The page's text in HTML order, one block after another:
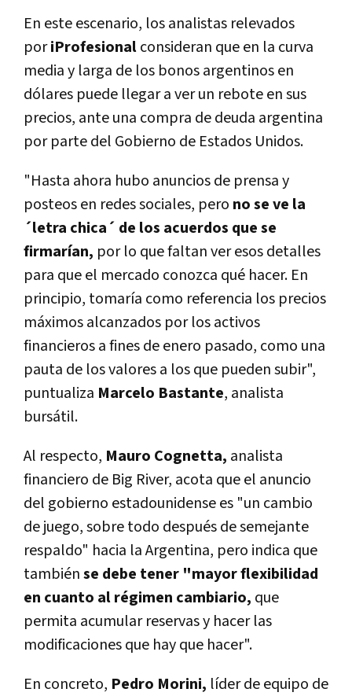
En este escenario, los analistas relevados
poriProfesionalconsideran que en la curva
media y larga de los bonos argentinos en
dólares puede llegar a ver un reboteen sus
precios, ante una compra de deuda argentina
por parte del Gobierno de Estados Unidos.
"Hasta ahora hubo anuncios de prensa y
posteos en redes sociales, pero no se ve la
´letra chica´ de los acuerdos que se
firmarían, por lo que faltan ver esos detalles
para que el mercado conozca qué hacer. En
principio, tomaría como referencia los precios
máximos alcanzados por los activos
financieros a fines de enero pasado, como una
pauta de los valores a los que pueden subir",
puntualiza Marcelo Bastante, analista
bursátil.
Al respecto, Mauro Cognetta, analista
financiero de Big River, acota que el anuncio
del gobierno estadounidense es "un cambio
de juego, sobre todo después de semejante
respaldo" hacia la Argentina, pero indica que
tambiénse debe tener "mayor flexibilidad
en cuanto al régimen cambiario, que
permita acumular reservas y hacer las
modificaciones que hay que hacer".
En concreto, Pedro Morini, líder de equipo de